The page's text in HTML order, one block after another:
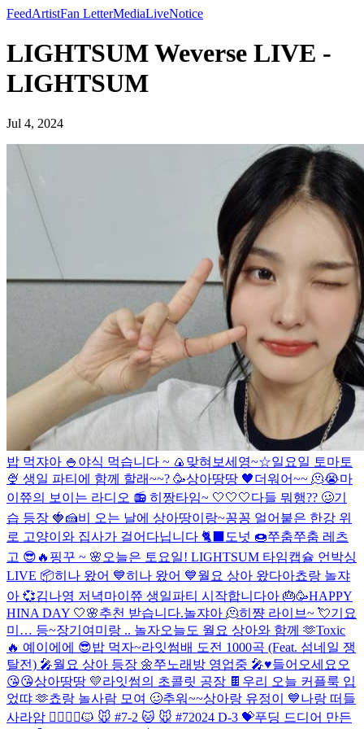
FeedArtistFan LetterMediaLiveNotice
LIGHTSUM Weverse LIVE -
LIGHTSUM
Jul 4, 2024
밥 먹쟈아 🍚 야식 먹습니다 ~ 🍙 맞혀보세영~☆일요일 토마토
🍨 생일 파티에 함께 할래~~? 🥳상아땅땅 🖤더워어~~ 🫠😭마
이쮸의 보이는 라디오 📻 히짱타임~ 🤍🤍🤍다들 뭐행?? 🥴기
습 등장 🍓🍰비 오는 날에 상아땅이랑~꽁꽁 얼어붙은 한강 위
로 고양이와 집사가 걸어다닙니다 🐈‍⬛️
도넛 🍩쭈춤쭈춤 레츠
고 😎🔥 핑꾸 ~ 🌸 오늘은 토요일! LIGHTSUM 타임캡슐 언박싱
LIVE 📦히나 왔어 💙히나 왔어 💙월요 상아 왔다아쵸랑 놀쟈
아 💞김나영 저녁마이쮸 생일파티 시작합니다아 🎂🥳HAPPY
HINA DAY 🤍🌸추천 받습니다.놀쟈아 🫠히쨩 라이브~ 💘기요
미… 등~장기여미랑 .. 놀자오늘도 월요 상아와 함께 🫶Toxic
🔥 예이에에 😎밥 먹자~라잇썸배 도전 1000곡 (Feat. 섬네일 쟁
탈전) 🎤월요 상아 등장 🌼쭈노래방 영업중 🎤♥️들어오세요오
😘😘상아땅땅 💛라잇썸의 초콜릿 공장 🍫 우리 오늘 커플룩 입
었땨 🫶쵸랑 놀사람 모여 🥴추워~~상아랑 유정이 💙나랑 떠들
사라암 🙆‍♀️🙆‍♂️🐱 🐭 #7-2 🐱 🐭 #72024 D-3 💝푸딩 드디어 만든